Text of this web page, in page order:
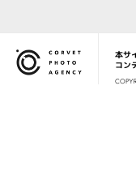
Corvet本サ
コン